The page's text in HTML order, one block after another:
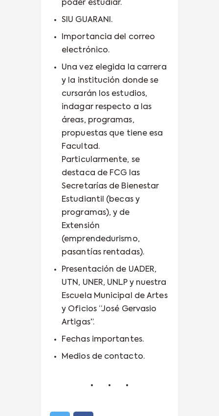
poder estudiar.
SIU GUARANI.
Importancia del correo
electrónico.
Una vez elegida la carrera
y la institución donde se
cursarán los estudios,
indagar respecto a las
áreas, programas,
propuestas que tiene esa
Facultad.
Particularmente, se
destaca de FCG las
Secretarías de Bienestar
Estudiantil (becas y
programas), y de
Extensión
(emprendedurismo,
pasantías rentadas).
Presentación de UADER,
UTN, UNER, UNLP y nuestra
Escuela Municipal de Artes
y Oficios “José Gervasio
Artigas”.
Fechas importantes.
Medios de contacto.